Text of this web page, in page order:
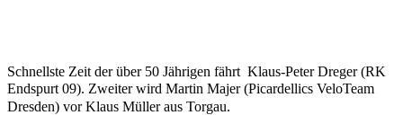
Schnellste Zeit der über 50 Jährigen fährt Klaus-Peter Dreger (RK
Endspurt 09). Zweiter wird Martin Majer (Picardellics VeloTeam
Dresden) vor Klaus Müller aus Torgau.